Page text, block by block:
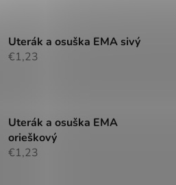
Uterák a osuška EMA sivý
€1,23
Uterák a osuška EMA
orieškový
€1,23